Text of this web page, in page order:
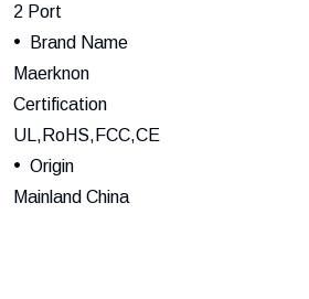
2 Port
Brand Name
Maerknon
Certification
UL,RoHS,FCC,CE
Origin
Mainland China